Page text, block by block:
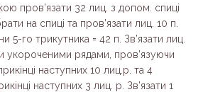
пров’язати 32 лиц. з допом. спиці
на спиці та пров’язати лиц. 10 п.
5-го трикутника = 42 п. Зв’язати лиц.
укороченими рядами, пров’язуючи
наступних 10 лиц.р. та 4
наступних 3 лиц. р. Зв’язати 1